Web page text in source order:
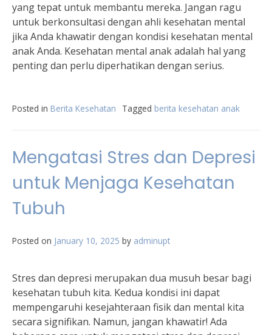
yang tepat untuk membantu mereka. Jangan ragu
untuk berkonsultasi dengan ahli kesehatan mental
jika Anda khawatir dengan kondisi kesehatan mental
anak Anda. Kesehatan mental anak adalah hal yang
penting dan perlu diperhatikan dengan serius.
Posted in Berita Kesehatan Tagged berita kesehatan anak
Mengatasi Stres dan Depresi
untuk Menjaga Kesehatan
Tubuh
Posted on January 10, 2025 by adminupt
Stres dan depresi merupakan dua musuh besar bagi
kesehatan tubuh kita. Kedua kondisi ini dapat
mempengaruhi kesejahteraan fisik dan mental kita
secara signifikan. Namun, jangan khawatir! Ada